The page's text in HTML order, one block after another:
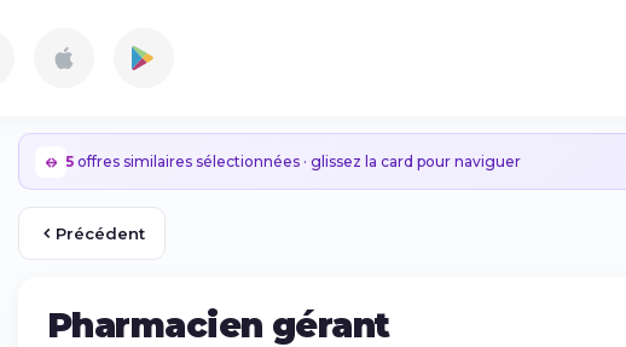
5 offres similaires sélectionnées · glissez la card pour naviguer
Précédent
Pharmacien gérant